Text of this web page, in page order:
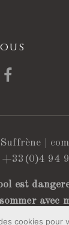
|
+33(0)4 94
est
avec
cookies pour